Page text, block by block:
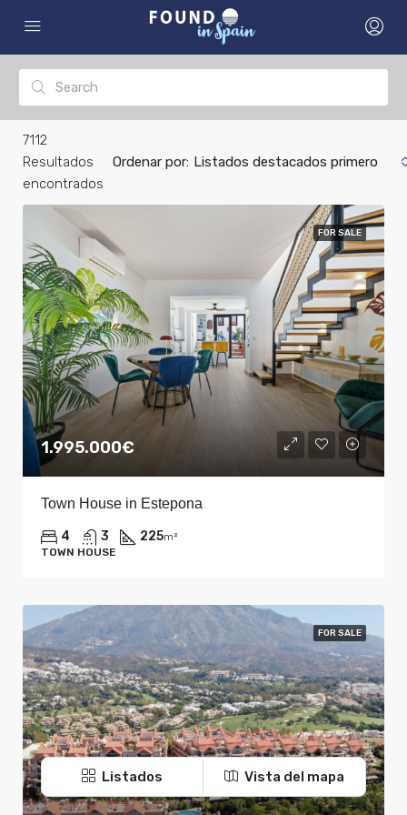
7112
Resultados
encontrados
Ordenar por: Listados destacados primero
FOR SALE
1.995.000€
Town House in Estepona
4 3 225m²
TOWN HOUSE
FOR SALE
Listados Vista del mapa